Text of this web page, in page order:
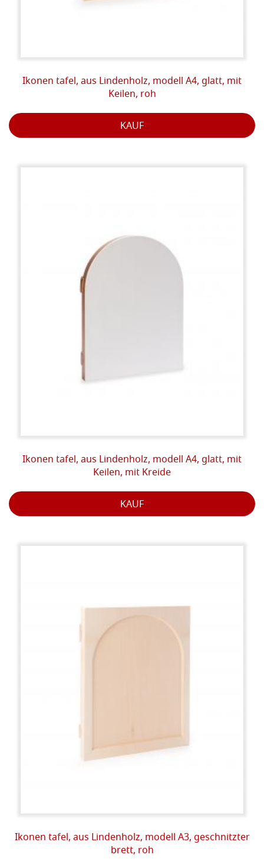
Ikonen tafel, aus Lindenholz, modell A4, glatt, mit
Keilen, roh
KAUF
Ikonen tafel, aus Lindenholz, modell A4, glatt, mit
Keilen, mit Kreide
KAUF
Ikonen tafel, aus Lindenholz, modell A3, geschnitzter
brett, roh